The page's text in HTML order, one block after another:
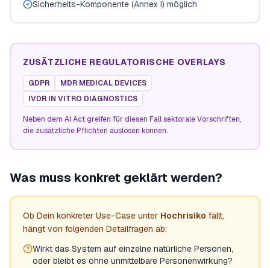
Sicherheits-Komponente (Annex I) möglich
ZUSÄTZLICHE REGULATORISCHE OVERLAYS
GDPR
MDR MEDICAL DEVICES
IVDR IN VITRO DIAGNOSTICS
Neben dem AI Act greifen für diesen Fall sektorale Vorschriften,
die zusätzliche Pflichten auslösen können.
Was muss konkret geklärt werden?
Ob Dein konkreter Use-Case unter Hochrisiko fällt,
hängt von folgenden Detailfragen ab:
Wirkt das System auf einzelne natürliche Personen,
oder bleibt es ohne unmittelbare Personenwirkung?